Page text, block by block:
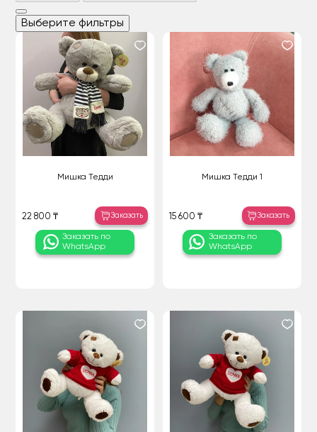
Выберите фильтры
Мишка Тедди
22 800 ₸ Заказать
Заказать по
WhatsApp
Мишка Тедди 1
15 600 ₸ Заказать
Заказать по
WhatsApp